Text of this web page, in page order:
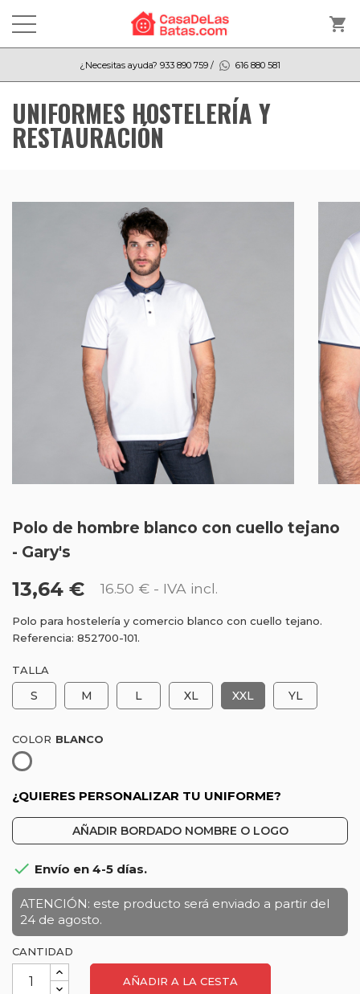
shopping_cart
¿Necesitas ayuda? 933 890 759 / 616 880 581
UNIFORMES HOSTELERÍA Y
RESTAURACIÓN
Polo de hombre blanco con cuello tejano
- Gary's
13,64 € 16.50 € - IVA incl.
Polo para hostelería y comercio blanco con cuello tejano.
Referencia: 852700-101.
TALLA
S M L XL XXL YL
COLOR
Blanco
¿QUIERES PERSONALIZAR TU UNIFORME?
AÑADIR BORDADO NOMBRE O LOGO
 Envío en 4-5 días.
ATENCIÓN: este producto será enviado a partir del
24 de agosto.
CANTIDAD
AÑADIR A LA CESTA